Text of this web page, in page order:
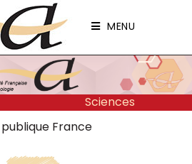
cookies
MENU
Sciences
France